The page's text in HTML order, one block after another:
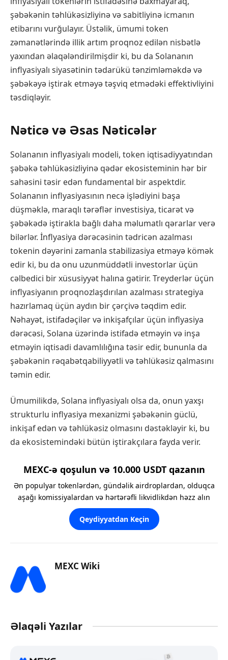
şəbəkənin təhlükəsizliyinə və sabitliyinə icmanın
etibarını vurğulayır. Üstəlik, ümumi token
zəmanətlərində illik artım proqnoz edilən nisbətlə
yaxından əlaqələndirilmişdir ki, bu da Solananın
inflyasiyalı siyasətinin tədarükü tənzimləməkdə və
şəbəkəyə iştirak etməyə təşviq etmədəki effektivliyini
təsdiqləyir.
Nəticə və Əsas Nəticələr
Solananın inflyasiyalı modeli, token iqtisadiyyatından
şəbəkə təhlükəsizliyinə qədər ekosisteminin hər bir
sahəsini təsir edən fundamental bir aspektdir.
Solananın inflyasiyasının necə işlədiyini başa
düşməklə, maraqlı tərəflər investisiya, ticarət və
şəbəkədə iştirakla bağlı daha məlumatlı qərarlar verə
bilərlər. İnflyasiya dərəcəsinin tədricən azalması
tokenin dəyərini zamanla stabilizasiya etməyə kömək
edir ki, bu da onu uzunmüddətli investorlar üçün
cəlbedici bir xüsusiyyət halına gətirir. Treyderlər üçün
inflyasiyanın proqnozlaşdırılan azalması strategiya
hazırlamaq üçün aydın bir çərçivə təqdim edir.
Nəhayət, istifadəçilər və inkişafçılar üçün inflyasiya
dərəcəsi, Solana üzərində istifadə etməyin və inşa
etməyin iqtisadi davamlılığına təsir edir, bununla da
şəbəkənin rəqabətqabiliyyətli və təhlükəsiz qalmasını
təmin edir.
Ümumilikdə, Solana inflyasiyalı olsa da, onun yaxşı
strukturlu inflyasiya mexanizmi şəbəkənin güclü,
inkişaf edən və təhlükəsiz olmasını dəstəkləyir ki, bu
da ekosistemindəki bütün iştirakçılara fayda verir.
MEXC-ə qoşulun və 10.000 USDT qazanın
Ən populyar tokenlərdən, gündəlik airdroplardan, olduqca
aşağı komissiyalardan və hərtərəfli likvidlikdən həzz alın
Qeydiyyatdan Keçin
MEXC Wiki
Əlaqəli Yazılar